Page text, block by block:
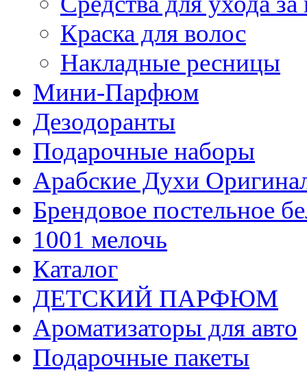
Краска для волос
Накладные ресницы
Мини-Парфюм
Дезодоранты
Подарочные наборы
Арабские Духи
Брендовое постельное
1001 мелочь
Каталог
ДЕТСКИЙ ПАРФЮМ
Ароматизаторы для авто
Подарочные пакеты